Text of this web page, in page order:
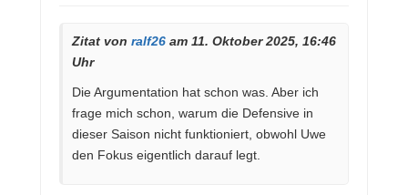
t
n
e
Zitat von ralf26am 11. Oktober 2025, 16:46
Uhr
Die Argumentation hat schon was. Aber ich
frage mich schon, warum die Defensive in
dieser Saison nicht funktioniert, obwohl Uwe
den Fokus eigentlich darauf legt.